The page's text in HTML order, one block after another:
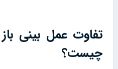
تفاوت عمل بینی
چیست؟